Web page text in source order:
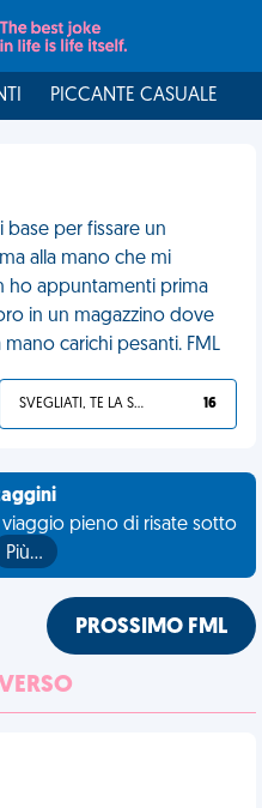
PICCANTE CASUALE
per fissare un
alla mano che mi
ho appuntamenti prima
in un magazzino dove
carichi pesanti. FML
SVEGLIATI, TE LA SEI CERCATA! 16
pieno di risate sotto
Più…
PROSSIMO FML